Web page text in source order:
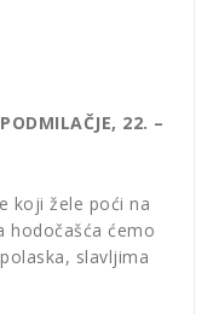
22. –
koji žele poći na
hodočašća ćemo
slavljima